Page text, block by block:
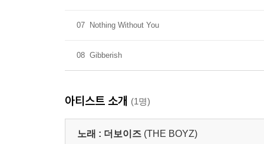
07 Nothing Without You
08 Gibberish
아티스트 소개 (1명)
노래 : 더보이즈 (THE BOYZ)